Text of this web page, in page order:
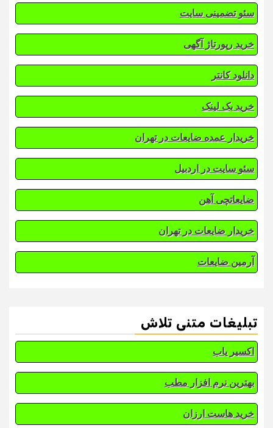
سئو تضمینی سایت
خرید رپورتاژ آگهی
دانلود کانتر
خرید بک لینک
خریدار عمده ضایعات در تهران
سئو سایت در اردبیل
ضایعاتچی آهن
خریدار ضایعات در تهران
آرمین ضایعات
تبلیغات متنی تلاش
اکسیر یاب
بهترین نرم افزار مطب
خرید هاست ارزان